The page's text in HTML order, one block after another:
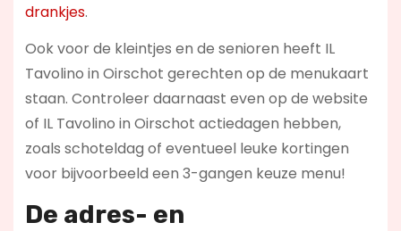
drankjes.
Ook voor de kleintjes en de senioren heeft IL
Tavolino in Oirschot gerechten op de menukaart
staan. Controleer daarnaast even op de website
of IL Tavolino in Oirschot actiedagen hebben,
zoals schoteldag of eventueel leuke kortingen
voor bijvoorbeeld een 3-gangen keuze menu!
De adres- en